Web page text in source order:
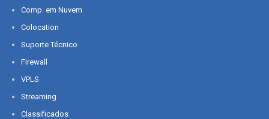
Comp. em Nuvem
Colocation
Suporte Técnico
Firewall
VPLS
Streaming
Classificados